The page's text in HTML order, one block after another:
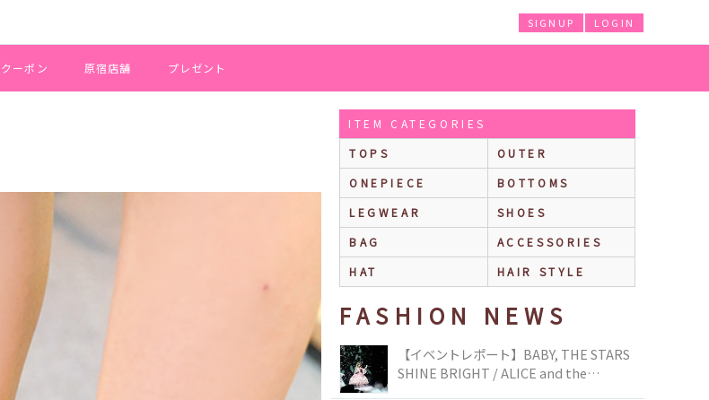
LOGIN
SIGNUP
クーポン 原宿店舗 プレゼント
ITEM CATEGORIES
TOPS
OUTER
ONEPIECE
BOTTOMS
LEGWEAR
SHOES
BAG
ACCESSORIES
HAT
HAIR STYLE
FASHION NEWS
【イベントレポート】BABY, THE STARS
SHINE BRIGHT / ALICE and the